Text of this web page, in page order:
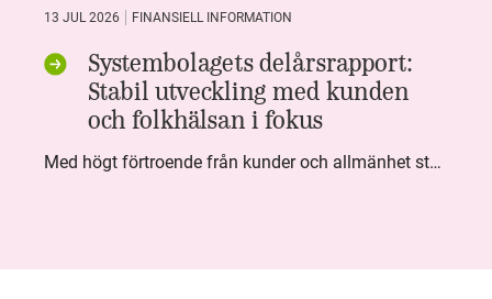
13 JUL 2026 FINANSIELL INFORMATION
Systembolagets delårsrapport:
Stabil utveckling med kunden
och folkhälsan i fokus
Med högt förtroende från kunder och allmänhet står Systembolaget stabilt i samhällsuppdraget. Under kvartalet togs flera steg inom folkhälsa, kundnytta och minskad klimatpåverkan. Nettoomsättningen var i nivå med föregående år och effektiviseringar av verksamheten möjliggjorde fortsatt anpassning för att möta nya behov.